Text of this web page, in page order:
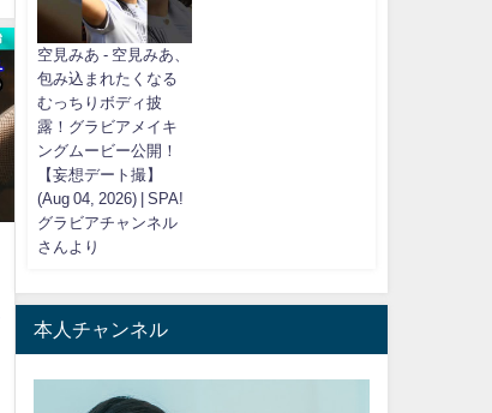
空見みあ - 空見みあ、
包み込まれたくなる
むっちりボディ披
露！グラビアメイキ
ングムービー公開！
【妄想デート撮】
(Aug 04, 2026) | SPA!
グラビアチャンネル
さんより
本人チャンネル